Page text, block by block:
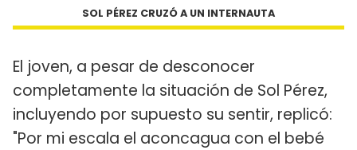
SOL PÉREZ CRUZÓ A UN INTERNAUTA
El joven, a pesar de desconocer
completamente la situación de Sol Pérez,
incluyendo por supuesto su sentir, replicó:
"Por mi escala el aconcagua con el bebé